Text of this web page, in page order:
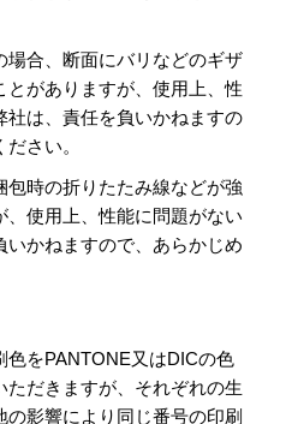
場合、断面にバリなどのギザ
とがありますが、使用上、性
社は、責任を負いかねますの
さい。
包時の折りたたみ線などが強
、使用上、性能に問題がない
いかねますので、あらかじめ
色をPANTONE又はDICの色
ただきますが、それぞれの生
影響により同じ番号の印刷